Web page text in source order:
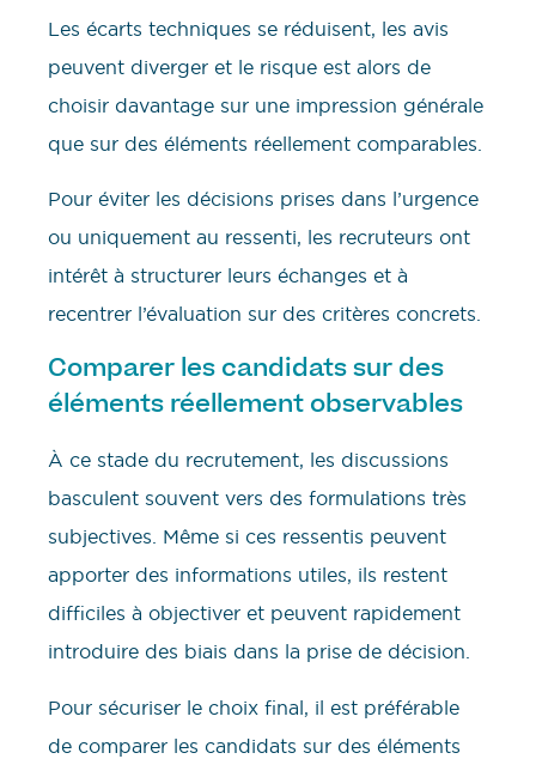
Les écarts techniques se réduisent, les avis
peuvent diverger et le risque est alors de
choisir davantage sur une impression générale
que sur des éléments réellement comparables.
Pour éviter les décisions prises dans l’urgence
ou uniquement au ressenti, les recruteurs ont
intérêt à structurer leurs échanges et à
recentrer l’évaluation sur des critères concrets.
Comparer les candidats sur des
éléments réellement observables
À ce stade du recrutement, les discussions
basculent souvent vers des formulations très
subjectives. Même si ces ressentis peuvent
apporter des informations utiles, ils restent
difficiles à objectiver et peuvent rapidement
introduire des biais dans la prise de décision.
Pour sécuriser le choix final, il est préférable
de comparer les candidats sur des éléments